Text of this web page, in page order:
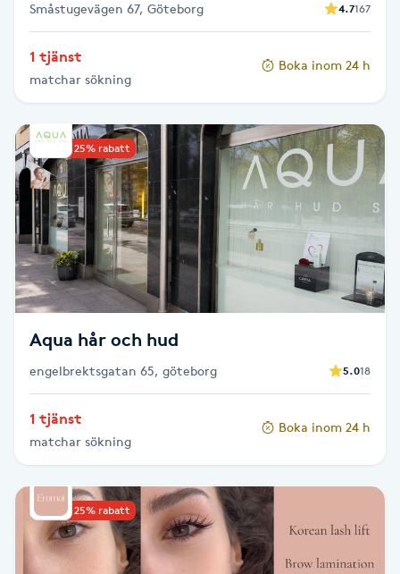
Coachning
Color correction
D
Damklippning
Dermapen
Diamantslipning
Extensions
Extensions borttagning
Eyeliner-tatuering
Småstugevägen 67, Göteborg 4.7167
1 tjänst
matchar sökning
Boka inom 24 h
Upp till 25% rabatt
Aqua hår och hud
engelbrektsgatan 65, göteborg 5.018
1 tjänst
matchar sökning
Boka inom 24 h
Upp till 25% rabatt